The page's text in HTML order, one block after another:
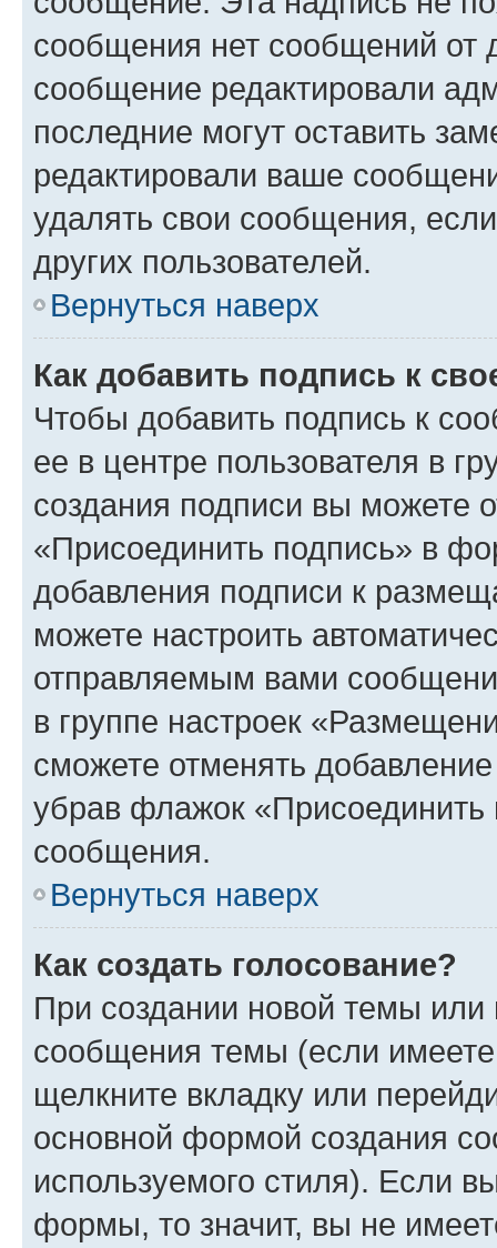
сообщения нет сообщений от
сообщение редактировали
последние могут оставить
редактировали ваше
удалять свои сообщения,
других пользователей.
Вернуться наверх
Как добавить подпись к
Чтобы добавить подпись к
ее в центре пользователя в
создания подписи вы можете
«Присоединить подпись» в
добавления подписи к
можете настроить
отправляемым вами
в группе настроек
сможете отменять
убрав флажок
сообщения.
Вернуться наверх
Как создать голосование?
При создании новой темы или
сообщения темы (если
щелкните вкладку или
основной формой создания
используемого стиля). Если
формы, то значит, вы не